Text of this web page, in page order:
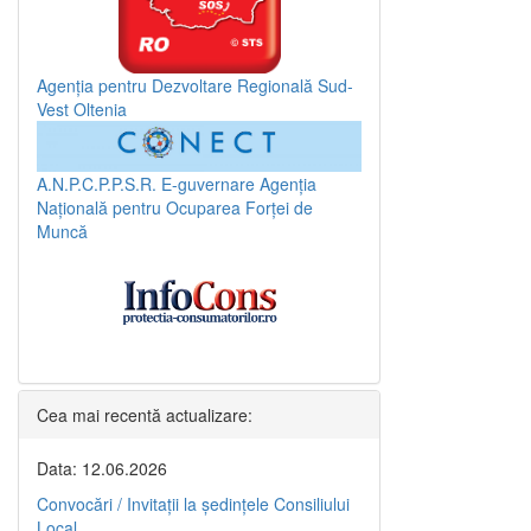
Agenția pentru Dezvoltare Regională Sud-
Vest Oltenia
A.N.P.C.P.P.S.R. E-guvernare Agenția
Națională pentru Ocuparea Forței de
Muncă
Cea mai recentă actualizare:
Data: 12.06.2026
Convocări / Invitaţii la şedinţele Consiliului